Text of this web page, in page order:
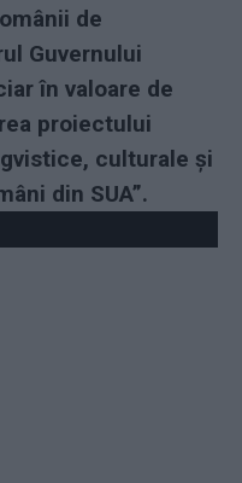
de
Guvernului
în valoare de
proiectului
culturale și
din SUA”.